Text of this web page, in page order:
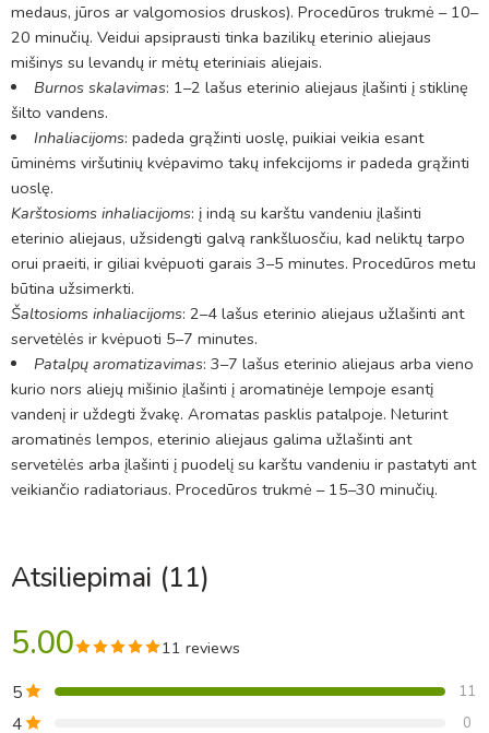
medaus, jūros ar valgomosios druskos). Procedūros trukmė – 10–
20 minučių. Veidui apsiprausti tinka bazilikų eterinio aliejaus
mišinys su levandų ir mėtų eteriniais aliejais.
Burnos skalavimas: 1–2 lašus eterinio aliejaus įlašinti į stiklinę
šilto vandens.
Inhaliacijoms: padeda grąžinti uoslę, puikiai veikia esant
ūminėms viršutinių kvėpavimo takų infekcijoms ir padeda grąžinti
uoslę.
Karštosioms inhaliacijoms: į indą su karštu vandeniu įlašinti
eterinio aliejaus, užsidengti galvą rankšluosčiu, kad neliktų tarpo
orui praeiti, ir giliai kvėpuoti garais 3–5 minutes. Procedūros metu
būtina užsimerkti.
Šaltosioms inhaliacijoms: 2–4 lašus eterinio aliejaus užlašinti ant
servetėlės ir kvėpuoti 5–7 minutes.
Patalpų aromatizavimas: 3–7 lašus eterinio aliejaus arba vieno
kurio nors aliejų mišinio įlašinti į aromatinėje lempoje esantį
vandenį ir uždegti žvakę. Aromatas pasklis patalpoje. Neturint
aromatinės lempos, eterinio aliejaus galima užlašinti ant
servetėlės arba įlašinti į puodelį su karštu vandeniu ir pastatyti ant
veikiančio radiatoriaus. Procedūros trukmė – 15–30 minučių.
Atsiliepimai (11)
5.00 11 reviews
5 11
4 0